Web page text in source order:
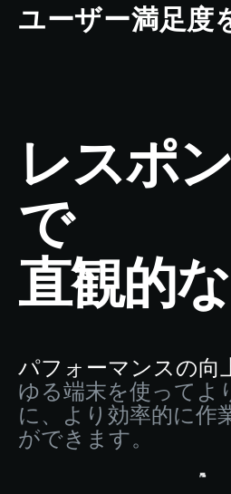
ユーザー満足度
レスポ
で
直観的
パフォーマンスの向
ゆる端末を使ってよ
に、より効率的に作
ができます。